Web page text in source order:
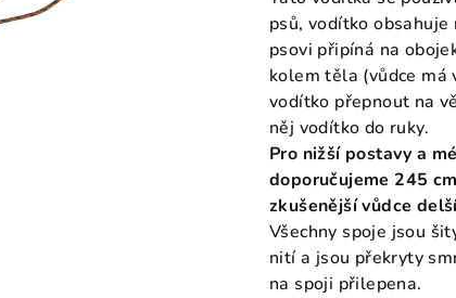
psů, vodítko
psovi připíná na
kolem těla (vůdce má
vodítko přepnout na
něj vodítko do ruky.
Pro nižší postavy a
doporučujeme 245
zkušenější vůdce
Všechny spoje jsou
nití a jsou překryty
na spoji přilepena.